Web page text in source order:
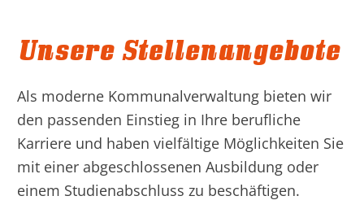
Unsere Stellenangebote
Als moderne Kommunalverwaltung bieten wir
den passenden Einstieg in Ihre berufliche
Karriere und haben vielfältige Möglichkeiten Sie
mit einer abgeschlossenen Ausbildung oder
einem Studienabschluss zu beschäftigen.